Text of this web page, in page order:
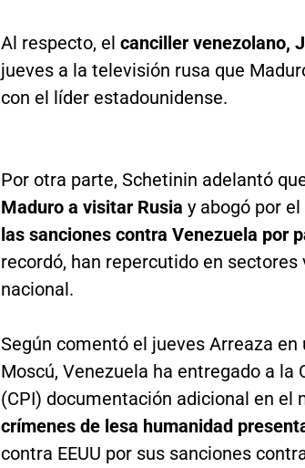
Al respecto, el canciller venezolano,
jueves a la televisión rusa que
con el líder estadounidense.
Por otra parte, Schetinin adelantó
Maduro a visitar Rusia y abogó por
las sanciones contra Venezuela por
recordó, han repercutido en
nacional.
Según comentó el jueves Arreaza en
Moscú, Venezuela ha entregado a la
(CPI) documentación adicional en el
crímenes de lesa humanidad
contra EEUU por sus sanciones